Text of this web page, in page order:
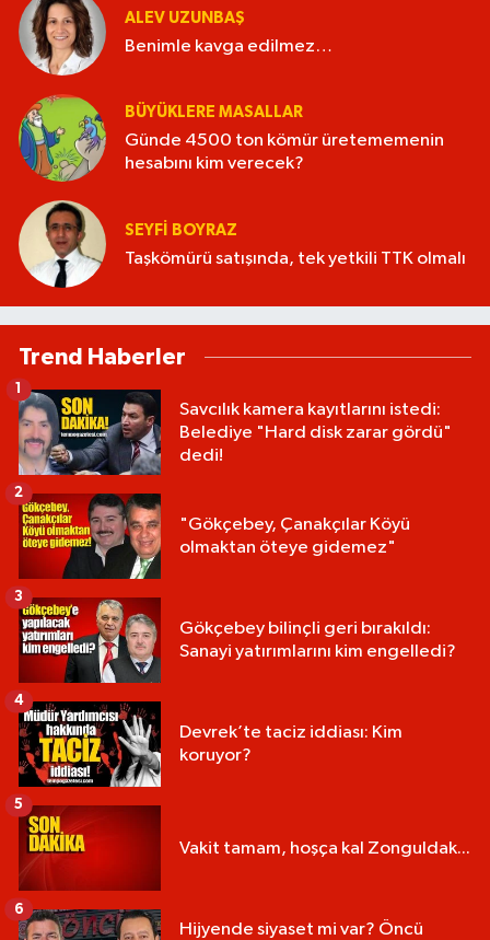
ALEV UZUNBAŞ
Benimle kavga edilmez…
BÜYÜKLERE MASALLAR
Günde 4500 ton kömür üretememenin
hesabını kim verecek?
SEYFI BOYRAZ
Taşkömürü satışında, tek yetkili TTK olmalı
Trend Haberler
Savcılık kamera kayıtlarını istedi:
Belediye "Hard disk zarar gördü"
dedi!
"Gökçebey, Çanakçılar Köyü
olmaktan öteye gidemez"
2
Gökçebey bilinçli geri bırakıldı:
Sanayi yatırımlarını kim engelledi?
3
Devrek’te taciz iddiası: Kim
koruyor?
4
Vakit tamam, hoşça kal Zonguldak...
5
Hijyende siyaset mi var? Öncü
6